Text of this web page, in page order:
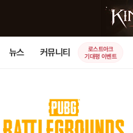
뉴스 커뮤니티
로스트아크
기대평 이벤트